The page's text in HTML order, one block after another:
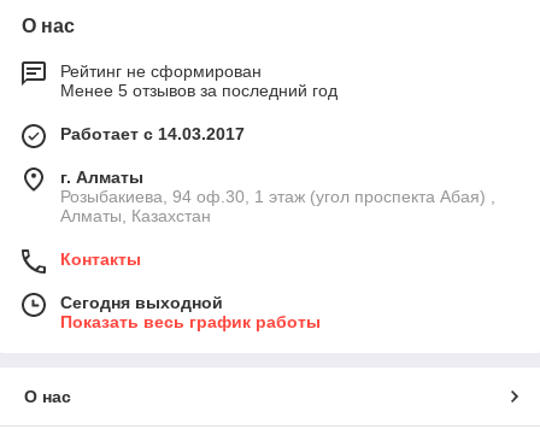
О нас
Рейтинг не сформирован
Менее 5 отзывов за последний год
Работает с 14.03.2017
г. Алматы
Розыбакиева, 94 оф.30, 1 этаж (угол проспекта Абая) ,
Алматы, Казахстан
Контакты
Сегодня выходной
Показать весь график работы
О нас